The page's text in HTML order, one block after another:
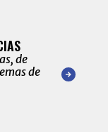
de
de
de las